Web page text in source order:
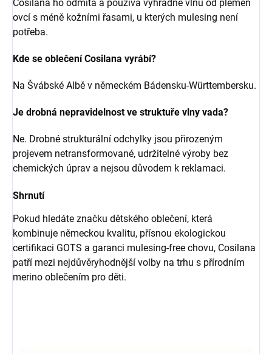
Cosilana ho odmítá a používá výhradně vlnu od plemen
ovcí s méně kožními řasami, u kterých mulesing není
potřeba.
Kde se oblečení Cosilana vyrábí?
Na Švábské Albě v německém Bádensku-Württembersku.
Je drobná nepravidelnost ve struktuře vlny vada?
Ne. Drobné strukturální odchylky jsou přirozeným
projevem netransformované, udržitelné výroby bez
chemických úprav a nejsou důvodem k reklamaci.
Shrnutí
Pokud hledáte značku dětského oblečení, která
kombinuje německou kvalitu, přísnou ekologickou
certifikaci GOTS a garanci mulesing-free chovu, Cosilana
patří mezi nejdůvěryhodnější volby na trhu s přírodním
merino oblečením pro děti.